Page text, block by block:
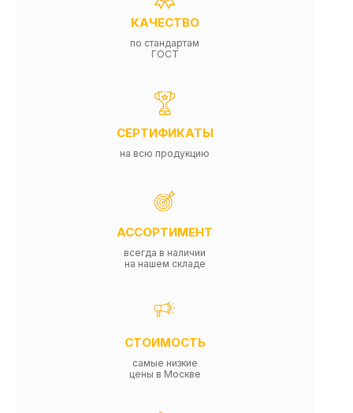
КАЧЕСТВО
по стандартам
ГОСТ
СЕРТИФИКАТЫ
на всю продукцию
АССОРТИМЕНТ
всегда в наличии
на нашем складе
СТОИМОСТЬ
самые низкие
цены в Москве